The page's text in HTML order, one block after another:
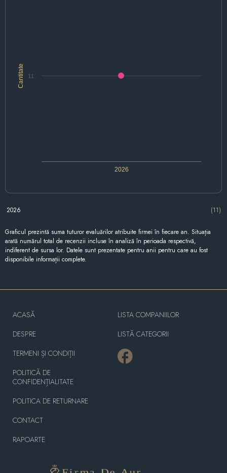
Cantitate
2026
11
2026 (11)
Graficul prezintă suma tuturor evaluărilor atribuite firmei în fiecare an. Situația
arată numărul total de recenzii incluse în analiză în perioada respectivă,
indiferent de sursa lor. Datele sunt prezentate pentru anii pentru care au fost
disponibile informații complete.
ACASĂ
DESPRE
TERMENI ȘI CONDIȚII
POLITICĂ DE
CONFIDENȚIALITATE
POLITICA DE RETURNARE
CONTACT
RAPOARTE
LISTA COMPANIILOR
LISTĂ CATEGORII